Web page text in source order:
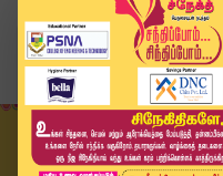
Home
வீடியோ ஸ்டோரி
Headlines Now | 10